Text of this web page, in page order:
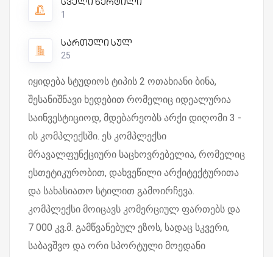
1
სართული სულ
25
იყიდება სტუდიოს ტიპის 2 ოთახიანი ბინა,
შესანიშნავი ხედებით რომელიც იდეალურია
საინვესტიციოდ, მდებარეობს არქი დიღომი 3 -
ის კომპლექსში. ეს კომპლექსი
მრავალფუნქციური საცხოვრებელია, რომელიც
ესთეტიკურობით, დახვეწილი არქიტექტურითა
და სახასიათო სტილით გამოირჩევა.
კომპლექსი მოიცავს კომერციულ ფართებს და
7 000 კვ.მ. გამწვანებულ ეზოს, სადაც სკვერი,
საბავშვო და ორი სპორტული მოედანი